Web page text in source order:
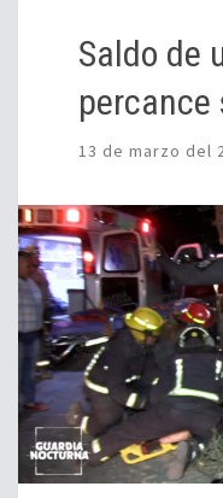
Saldo de
percance
13 de marzo del